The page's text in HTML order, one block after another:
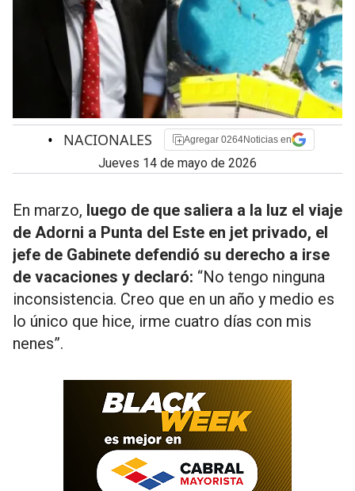
• NACIONALES Agregar 0264Noticias en
jueves 14 de mayo de 2026
En marzo, luego de que saliera a la luz el viaje
de Adorni a Punta del Este en jet privado, el
jefe de Gabinete defendió su derecho a irse
de vacaciones y declaró: “No tengo ninguna
inconsistencia. Creo que en un año y medio es
lo único que hice, irme cuatro días con mis
nenes”.